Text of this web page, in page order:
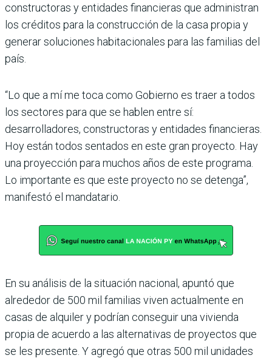
constructoras y entidades financieras que administran
los créditos para la construc­ción de la casa propia y
generar soluciones habitacionales para las familias del
país.
“Lo que a mí me toca como Gobierno es traer a todos
los sectores para que se hablen entre sí:
desarrolladores, constructoras y entidades financieras.
Hoy están todos sentados en este gran proyecto. Hay
una proyección para muchos años de este pro­grama.
Lo importante es que este proyecto no se detenga”,
manifestó el mandatario.
En su análisis de la situación nacional, apuntó que
alrededor de 500 mil familias viven actualmente en
casas de alquiler y podrían conseguir una vivienda
propia de acuerdo a las alternativas de proyectos que
se les presente. Y agregó que otras 500 mil unidades